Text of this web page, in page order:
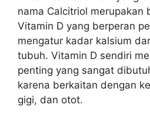
nama Calcitriol merupakan
Vitamin D yang berperan
mengatur kadar kalsium
tubuh. Vitamin D sendiri
penting yang sangat
karena berkaitan dengan
gigi, dan otot.